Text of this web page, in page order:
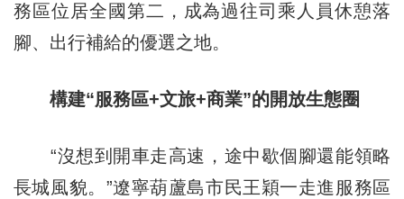
務區位居全國第二，成為過往司乘人員休憩落
腳、出行補給的優選之地。
構建“服務區+文旅+商業”的開放生態圈
“沒想到開車走高速，途中歇個腳還能領略
長城風貌。”遼寧葫蘆島市民王穎一走進服務區